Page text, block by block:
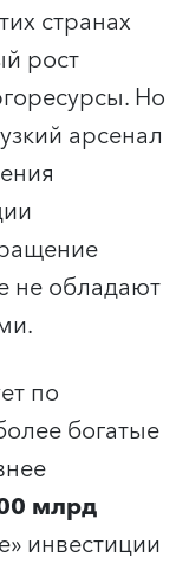
странах
рост
Но
арсенал
не обладают
по
богатые
млрд
инвестиции